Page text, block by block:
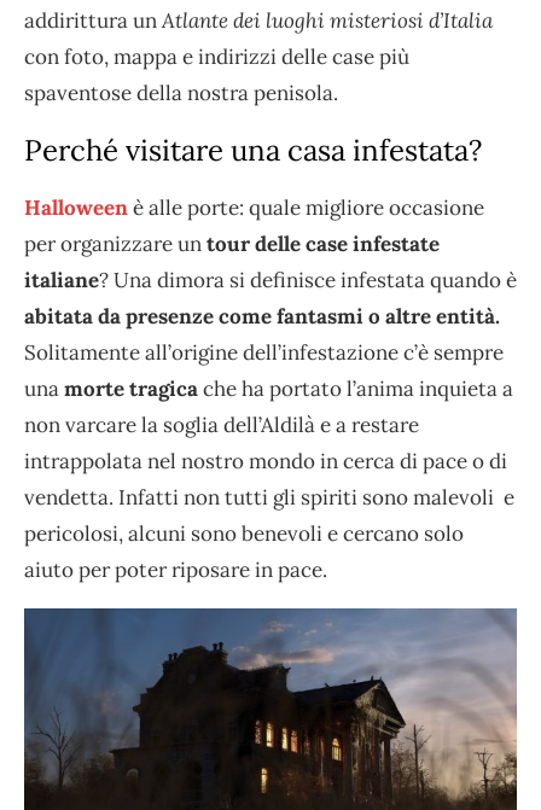
addirittura unAtlante dei luoghi misteriosi d’Italia
con foto, mappa e indirizzi delle case più
spaventose della nostra penisola.
Perché visitare una casa infestata?
Halloweenè alle porte: quale migliore occasione
per organizzare untour delle case infestate
italiane? Una dimora si definisce infestata quando è
abitata da presenze come fantasmi o altre entità.
Solitamente all’origine dell’infestazione c’è sempre
unamorte tragicache ha portato l’anima inquieta a
non varcare la soglia dell’Aldilà e a restare
intrappolata nel nostro mondo in cerca di pace o di
vendetta. Infatti non tutti gli spiriti sono malevoli e
pericolosi, alcuni sono benevoli e cercano solo
aiuto per poter riposare in pace.